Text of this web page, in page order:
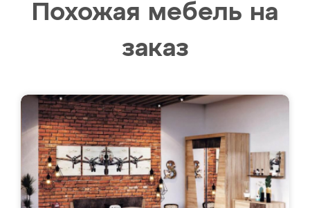
Похожая мебель на
заказ